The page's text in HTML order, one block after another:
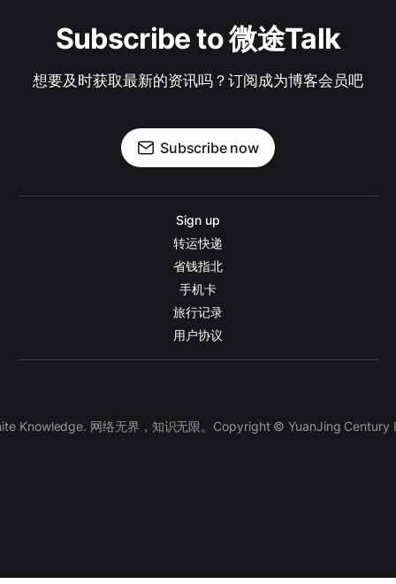
Subscribe to 微途Talk
想要及时获取最新的资讯吗？订阅成为博客会员吧
Subscribe now
Sign up
转运快递
省钱指北
手机卡
旅行记录
用户协议
Knowledge. 网络无界，知识无限。Copyright © YuanJing Century